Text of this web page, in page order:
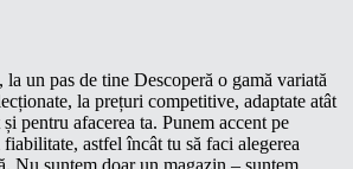
un pas de tine Descoperă o gamă variată
la prețuri competitive, adaptate atât
pentru afacerea ta. Punem accent pe
astfel încât tu să faci alegerea